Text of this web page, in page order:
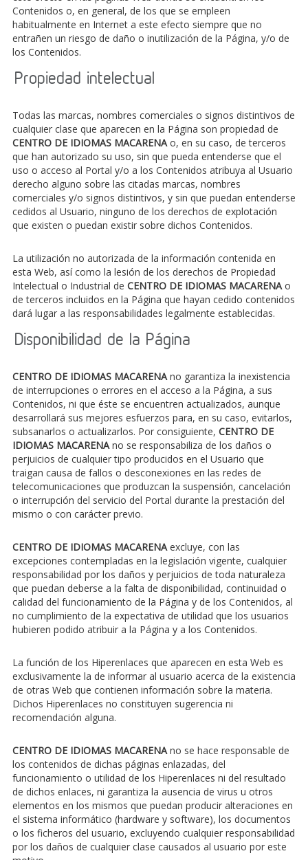
Contenidos o, en general, de los que se empleen
habitualmente en Internet a este efecto siempre que no
entrañen un riesgo de daño o inutilización de la Página, y/o de
los Contenidos.
Propiedad intelectual
Todas las marcas, nombres comerciales o signos distintivos de
cualquier clase que aparecen en la Página son propiedad de
CENTRO DE IDIOMAS MACARENAo, en su caso, de terceros
que han autorizado su uso, sin que pueda entenderse que el
uso o acceso al Portal y/o a los Contenidos atribuya al Usuario
derecho alguno sobre las citadas marcas, nombres
comerciales y/o signos distintivos, y sin que puedan entenderse
cedidos al Usuario, ninguno de los derechos de explotación
que existen o puedan existir sobre dichos Contenidos.
La utilización no autorizada de la información contenida en
esta Web, así como la lesión de los derechos de Propiedad
Intelectual o Industrial de CENTRO DE IDIOMAS MACARENAo
de terceros incluidos en la Página que hayan cedido contenidos
dará lugar a las responsabilidades legalmente establecidas.
Disponibilidad de la Página
CENTRO DE IDIOMAS MACARENAno garantiza la inexistencia
de interrupciones o errores en el acceso a la Página, a sus
Contenidos, ni que éste se encuentren actualizados, aunque
desarrollará sus mejores esfuerzos para, en su caso, evitarlos,
subsanarlos o actualizarlos. Por consiguiente, CENTRO DE
IDIOMAS MACARENAno se responsabiliza de los daños o
perjuicios de cualquier tipo producidos en el Usuario que
traigan causa de fallos o desconexiones en las redes de
telecomunicaciones que produzcan la suspensión, cancelación
o interrupción del servicio del Portal durante la prestación del
mismo o con carácter previo.
CENTRO DE IDIOMAS MACARENAexcluye, con las
excepciones contempladas en la legislación vigente, cualquier
responsabilidad por los daños y perjuicios de toda naturaleza
que puedan deberse a la falta de disponibilidad, continuidad o
calidad del funcionamiento de la Página y de los Contenidos, al
no cumplimiento de la expectativa de utilidad que los usuarios
hubieren podido atribuir a la Página y a los Contenidos.
La función de los Hiperenlaces que aparecen en esta Web es
exclusivamente la de informar al usuario acerca de la existencia
de otras Web que contienen información sobre la materia.
Dichos Hiperenlaces no constituyen sugerencia ni
recomendación alguna.
CENTRO DE IDIOMAS MACARENAno se hace responsable de
los contenidos de dichas páginas enlazadas, del
funcionamiento o utilidad de los Hiperenlaces ni del resultado
de dichos enlaces, ni garantiza la ausencia de virus u otros
elementos en los mismos que puedan producir alteraciones en
el sistema informático (hardware y software), los documentos
o los ficheros del usuario, excluyendo cualquier responsabilidad
por los daños de cualquier clase causados al usuario por este